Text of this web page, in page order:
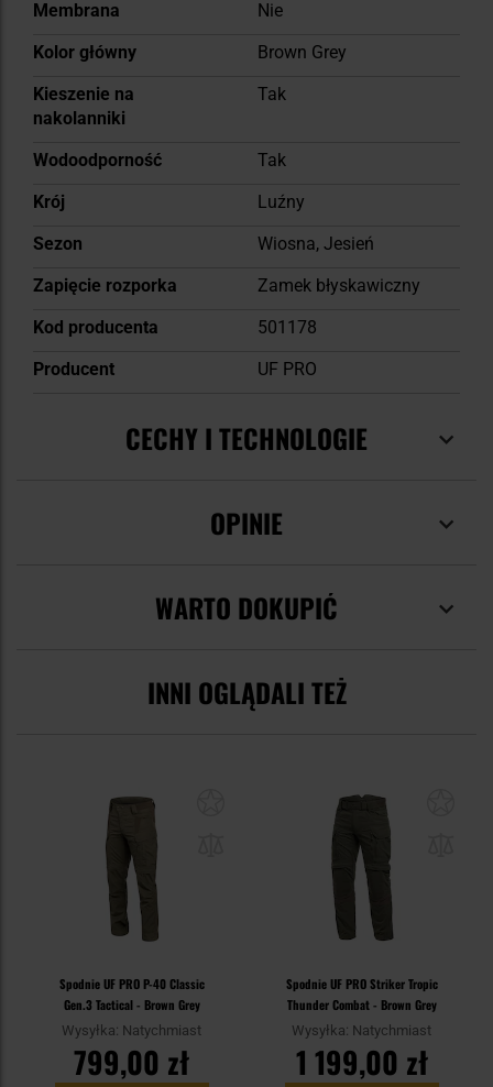
Membrana
Nie
Kolor główny
Brown Grey
Kieszenie na
nakolanniki
Tak
Wodoodporność
Tak
Krój
Luźny
Sezon
Wiosna, Jesień
Zapięcie rozporka
Zamek błyskawiczny
Kod producenta
501178
Producent
UF PRO
CECHY I TECHNOLOGIE
OPINIE
WARTO DOKUPIĆ
INNI OGLĄDALI TEŻ
Spodnie UF PRO P-40 Classic
Gen.3 Tactical - Brown Grey
Wysyłka: Natychmiast
799,00 zł
Spodnie UF PRO Striker Tropic
Thunder Combat - Brown Grey
Wysyłka: Natychmiast
1 199,00 zł